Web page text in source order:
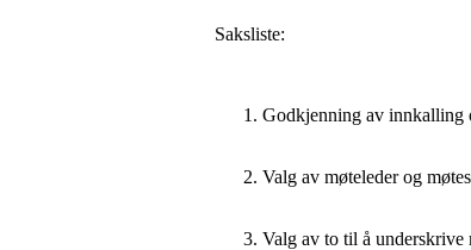
Saksliste:
Godkjenning av innkalling
Valg av møteleder og
Valg av to til å underskrive